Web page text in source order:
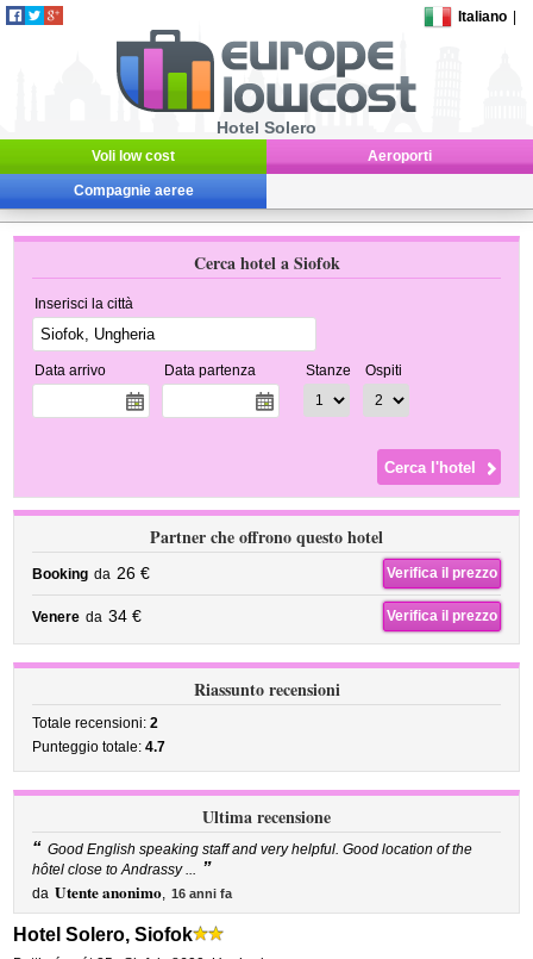
Italiano
Hotel Solero
Voli low cost Aeroporti
Compagnie aeree
Cerca hotel a Siofok
Inserisci la città
Data arrivo Data partenza Stanze Ospiti
Partner che offrono questo hotel
Booking da 26 € Verifica il prezzo
Venere da 34 € Verifica il prezzo
Riassunto recensioni
Totale recensioni:2
Punteggio totale:4.7
Ultima recensione
“ Good English speaking staff and very helpful. Good location of the
hôtel close to Andrassy ... ”
da Utente anonimo, 16 anni fa
Hotel Solero, Siofok